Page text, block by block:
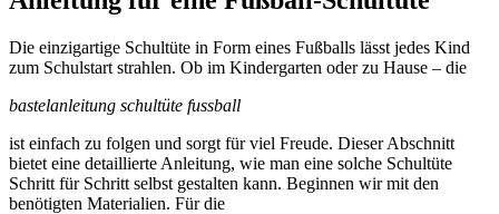
Die einzigartige Schultüte in Form eines Fußballs lässt jedes Kind
zum Schulstart strahlen. Ob im Kindergarten oder zu Hause – die
bastelanleitung schultüte fussball
ist einfach zu folgen und sorgt für viel Freude. Dieser Abschnitt
bietet eine detaillierte Anleitung, wie man eine solche Schultüte
Schritt für Schritt selbst gestalten kann. Beginnen wir mit den
benötigten Materialien. Für die